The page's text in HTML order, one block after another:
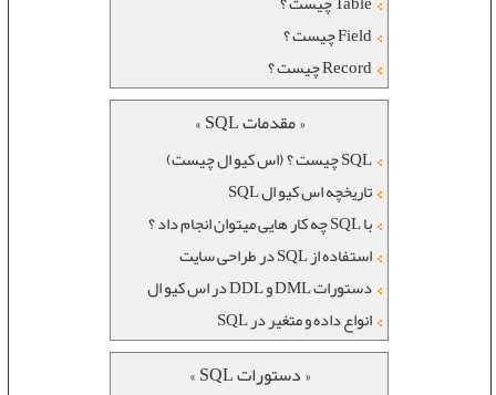
Field چیست ؟
Record چیست ؟
« مقدمات SQL »
SQL چیست ؟ (اس کیو ال چیست)
تاریخچه اس کیو ال SQL
با SQL چه کار هایی میتوان انجام داد ؟
استفاده از SQL در طراحی سایت
دستورات DML و DDL در اس کیو ال
انواع داده و متغیر در SQL
« دستورات SQL »